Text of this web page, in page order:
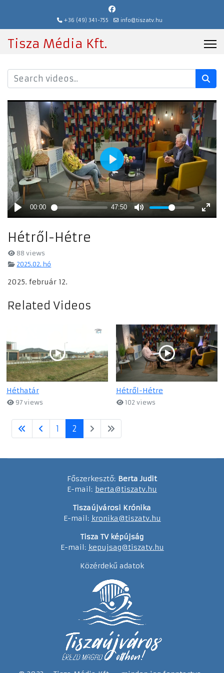
+36 (49) 341-755 info@tiszatv.hu
Tisza Média Kft.
Hétről-Hétre
88 views
2025.02. hó
2025. február 12.
Related Videos
Héthatár
97 views
Hétről-Hétre
102 views
1 2
Főszerkesztő: Berta Judit
E-mail: berta@tiszatv.hu
Tiszaújvárosi Krónika
E-mail: kronika@tiszatv.hu
Tisza TV képújság
E-mail: kepujsag@tiszatv.hu
Közérdekű adatok